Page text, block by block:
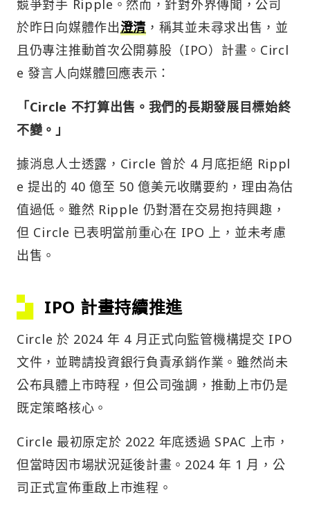
競爭對手 Ripple。然而，針對外界傳聞，公司
於昨日向媒體作出澄清 ，稱其並未尋求出售，並
且仍專注推動首次公開募股（IPO）計畫。Circl
e 發言人向媒體回應表示：
「Circle 不打算出售。我們的長期發展目標始終
不變。」
據消息人士透露，Circle 曾於 4 月底拒絕 Rippl
e 提出的 40 億至 50 億美元收購要約，理由為估
值過低。雖然 Ripple 仍對潛在交易抱持興趣，
但 Circle 已表明當前重心在 IPO 上，並未考慮
出售。
IPO 計畫持續推進
Circle 於 2024 年 4 月正式向監管機構提交 IPO
文件，並聘請投資銀行負責承銷作業。雖然尚未
公布具體上市時程，但公司強調，推動上市仍是
既定策略核心。
Circle 最初原定於 2022 年底透過 SPAC 上市，
但當時因市場狀況延後計畫。2024 年 1 月，公
司正式宣佈重啟上市進程。